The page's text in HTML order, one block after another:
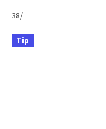
38/
Tip